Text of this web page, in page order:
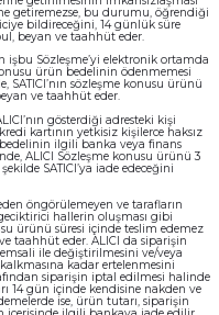
getiremezse, bu durumu, öğrendiği
bildireceğini, 14 günlük süre
beyan ve taahhüt eder.
işbu Sözleşme’yi elektronik ortamda
ürün bedelinin ödenmemesi
sözleşme konusu ürünü
ve taahhüt eder.
gösterdiği adresteki kişi
kartının yetkisiz kişilerce haksız
ilgili banka veya finans
ALICI Sözleşme konusu ürünü 3
SATICI’ya iade edeceğini
öngörülemeyen ve tarafların
hallerin oluşması gibi
ürünü süresi içinde teslim edemez
taahhüt eder. ALICI da siparişin
ile değiştirilmesini ve/veya
kadar ertelenmesini
siparişin iptal edilmesi halinde
14 gün içinde kendisine nakden ve
ise, ürün tutarı, siparişin